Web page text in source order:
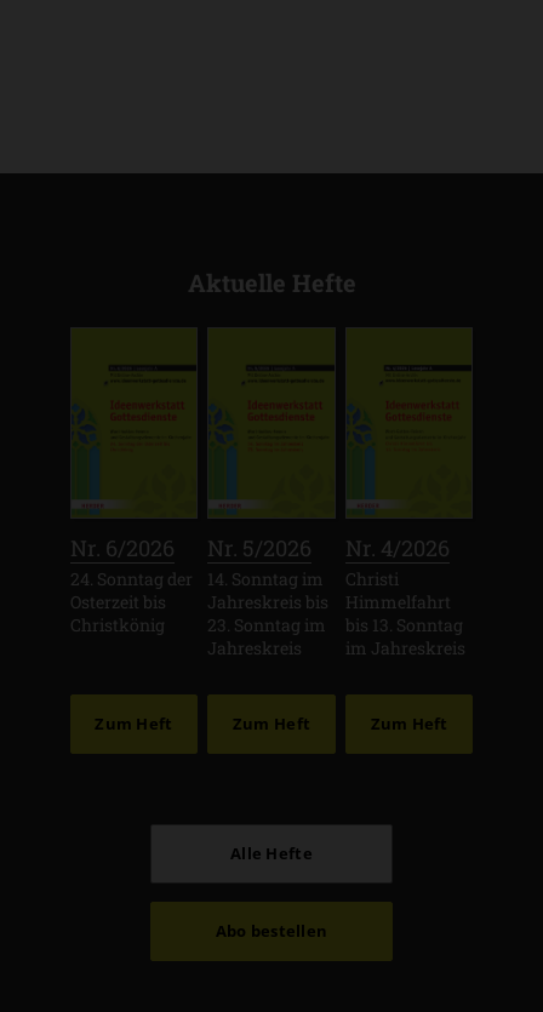
Aktuelle Hefte
Nr. 6/2026
24. Sonntag der
Osterzeit bis
Christkönig
Zum Heft
Nr. 5/2026
14. Sonntag im
Jahreskreis bis
23. Sonntag im
Jahreskreis
Zum Heft
Nr. 4/2026
Christi
Himmelfahrt
bis 13. Sonntag
im Jahreskreis
Zum Heft
Alle Hefte
Abo bestellen